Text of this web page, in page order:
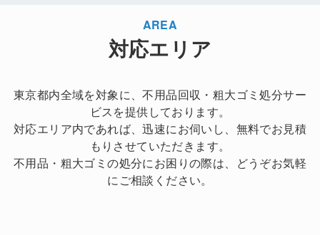
AREA
対応エリア
東京都内全域を対象に、不用品回収・粗大ゴミ処分サー
ビスを提供しております。
対応エリア内であれば、迅速にお伺いし、無料でお見積
もりさせていただきます。
不用品・粗大ゴミの処分にお困りの際は、どうぞお気軽
にご相談ください。